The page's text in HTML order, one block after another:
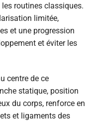
routines classiques.
limitée,
et une progression
et éviter les
centre de ce
statique, position
du corps, renforce en
et ligaments des